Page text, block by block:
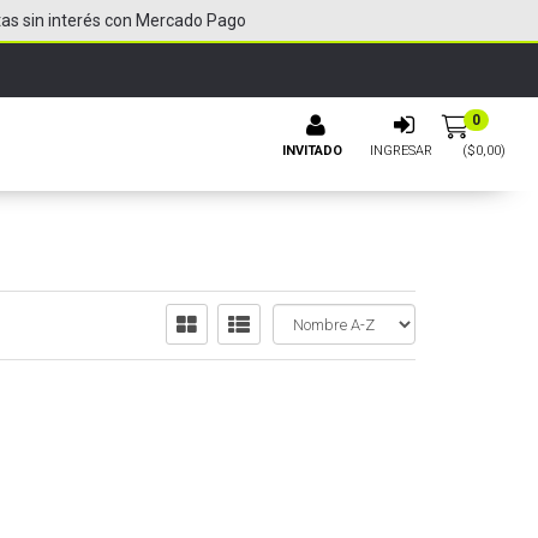
INVITADO INGRESAR
0
($0,00)
sin interés con Mercado Pago